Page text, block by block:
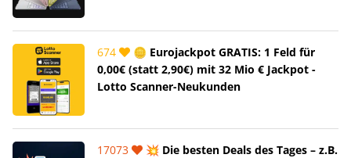
674
🪙 Eurojackpot GRATIS: 1 Feld für
0,00€ (statt 2,90€) mit 32 Mio € Jackpot -
Lotto Scanner-Neukunden
17073
💥 Die besten Deals des Tages – z.B.